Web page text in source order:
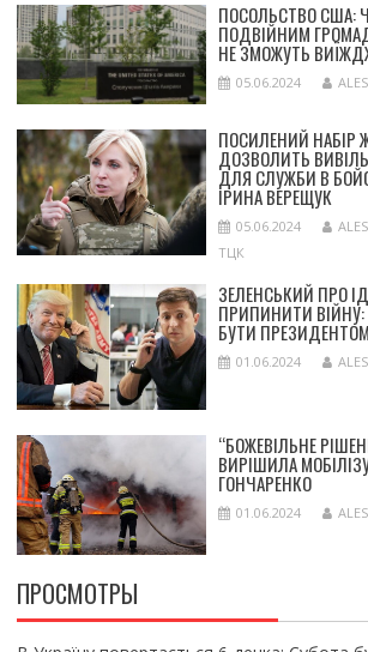
ПОСОЛЬСТВО США:
ПОДВІЙНИМ
НЕ ЗМОЖУТЬ
05.06.2024
ПОСИЛЕНИЙ НАБІР
ДОЗВОЛИТЬ
ДЛЯ СЛУЖБИ В
ІРИНА ВЕРЕЩУК
05.06.2024
ТЦК
ЗЕЛЕНСЬКИЙ ПРО
ПРИПИНИТИ ВІЙНУ:
БУТИ
01.06.2024
“БОЖЕВІЛЬНЕ
ВИРІШИЛА
ГОНЧАРЕНКО
01.06.2024
ПРОСМОТРЫ